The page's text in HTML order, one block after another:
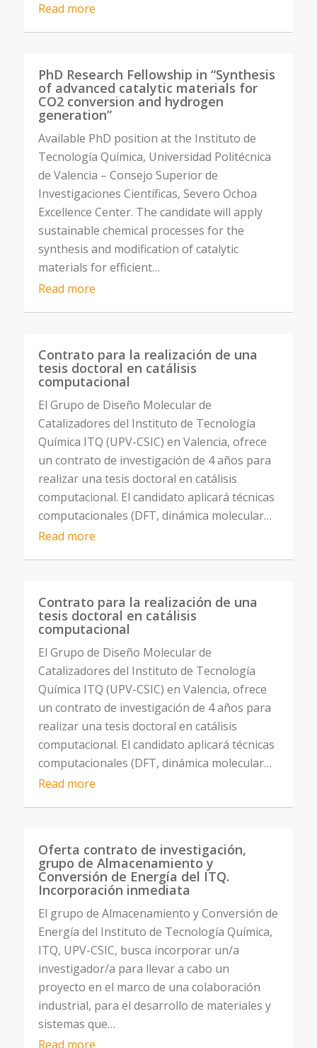
Read more
PhD Research Fellowship in “Synthesis
of advanced catalytic materials for
CO2 conversion and hydrogen
generation”
Available PhD position at the Instituto de
Tecnología Química, Universidad Politécnica
de Valencia – Consejo Superior de
Investigaciones Científicas, Severo Ochoa
Excellence Center. The candidate will apply
sustainable chemical processes for the
synthesis and modification of catalytic
materials for efficient…
Read more
Contrato para la realización de una
tesis doctoral en catálisis
computacional
El Grupo de Diseño Molecular de
Catalizadores del Instituto de Tecnología
Química ITQ (UPV-CSIC) en Valencia, ofrece
un contrato de investigación de 4 años para
realizar una tesis doctoral en catálisis
computacional. El candidato aplicará técnicas
computacionales (DFT, dinámica molecular…
Read more
Contrato para la realización de una
tesis doctoral en catálisis
computacional
El Grupo de Diseño Molecular de
Catalizadores del Instituto de Tecnología
Química ITQ (UPV-CSIC) en Valencia, ofrece
un contrato de investigación de 4 años para
realizar una tesis doctoral en catálisis
computacional. El candidato aplicará técnicas
computacionales (DFT, dinámica molecular…
Read more
Oferta contrato de investigación,
grupo de Almacenamiento y
Conversión de Energía del ITQ.
Incorporación inmediata
El grupo de Almacenamiento y Conversión de
Energía del Instituto de Tecnología Química,
ITQ, UPV-CSIC, busca incorporar un/a
investigador/a para llevar a cabo un
proyecto en el marco de una colaboración
industrial, para el desarrollo de materiales y
sistemas que…
Read more